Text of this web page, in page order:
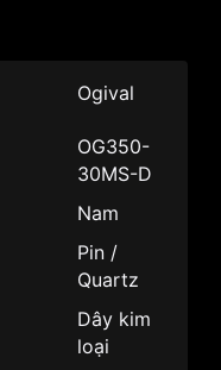
Ogival
OG350-
30MS-D
Nam
Pin /
Quartz
Dây kim
loại